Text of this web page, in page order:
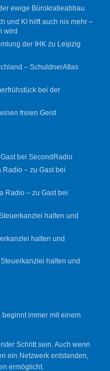
ewige Bürokratieabbau
und KI hilft auch nix mehr –
wird
der IHK zu Leipzig
– SchuldnerAtlas
bei der
freien Geist
bei SecondRadio
– zu Gast bei
Radio – zu Gast bei
halten und
halten und
halten und
immer mit einem
Schritt sein. Auch wenn
ein Netzwerk entstanden,
ermöglicht.